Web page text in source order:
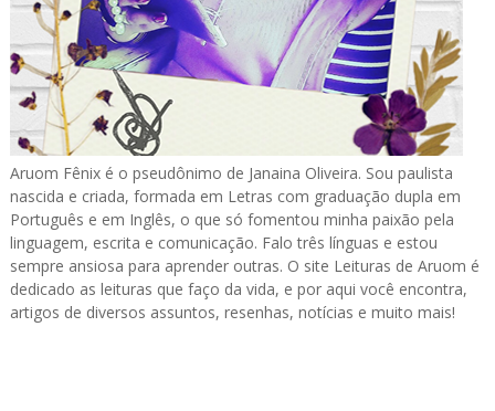
Aruom Fênix é o pseudônimo de Janaina Oliveira. Sou paulista
nascida e criada, formada em Letras com graduação dupla em
Português e em Inglês, o que só fomentou minha paixão pela
linguagem, escrita e comunicação. Falo três línguas e estou
sempre ansiosa para aprender outras. O site Leituras de Aruom é
dedicado as leituras que faço da vida, e por aqui você encontra,
artigos de diversos assuntos, resenhas, notícias e muito mais!